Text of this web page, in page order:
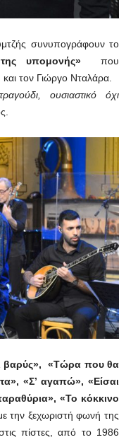
συνυπογράφουν το
υπομονής»
που
τον Γιώργο Νταλάρα.
ουσιαστικό όχι
βαρύς», «Τώρα που θα
«Σ’ αγαπώ», «Είσαι
, «Το κόκκινο
την ξεχωριστή φωνή της
πίστες, από το 1986